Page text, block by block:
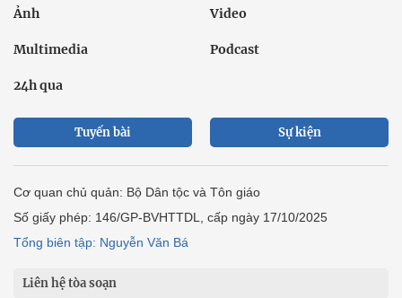
Ảnh Video
Multimedia Podcast
24h qua
Tuyến bài Sự kiện
Cơ quan chủ quản: Bộ Dân tộc và Tôn giáo
Số giấy phép: 146/GP-BVHTTDL, cấp ngày 17/10/2025
Tổng biên tập: Nguyễn Văn Bá
Liên hệ tòa soạn